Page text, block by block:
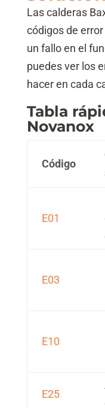
Las calderas
códigos de
un fallo en el
puedes ver los
hacer en cada
Tabla
Novanox
Código
E01
E03
E10
E25